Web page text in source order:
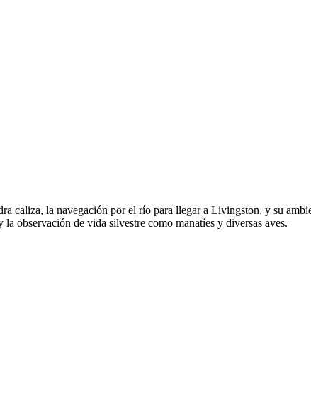
caliza, la navegación por el río para llegar a Livingston, y su
observación de vida silvestre como manatíes y diversas aves.